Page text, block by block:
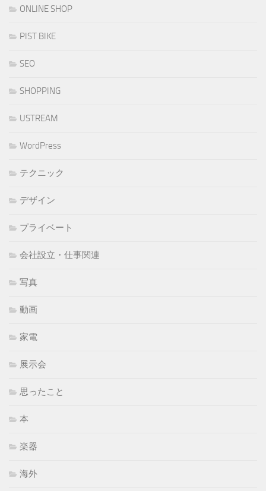
ONLINE SHOP
PIST BIKE
SEO
SHOPPING
USTREAM
WordPress
テクニック
デザイン
プライベート
会社設立・仕事関連
写真
動画
家電
展示会
思ったこと
本
楽器
海外